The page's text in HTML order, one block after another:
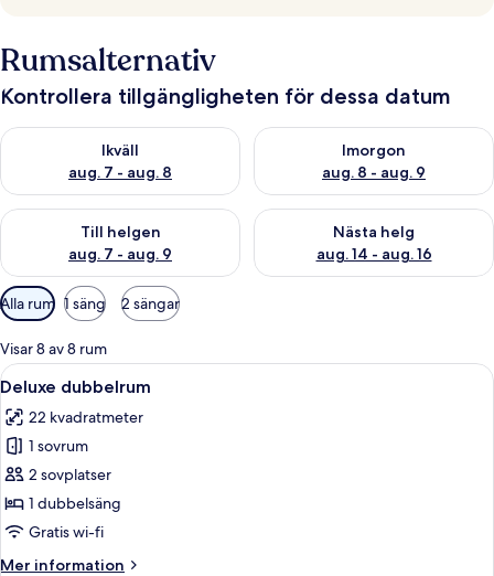
Rumsalternativ
Kontrollera tillgängligheten för dessa datum
Ikväll
aug. 7 - aug. 8
Kontrollera tillgängligheten för ikväll aug. 7 - aug. 8
Imorgon
aug. 8 - aug. 9
Kontrollera tillgängligheten
Till helgen
aug. 7 - aug. 9
Kontrollera tillgängligheten för den här helgen aug. 7 - aug. 9
Nästa helg
aug. 14 - aug. 16
Kontrollera tillgängligheten
Tillgängliga
filter
för
rum
Alla rum 1 säng 2 sängar
Visar 8 av 8 rum
Öppna
alla
foton
för
Deluxe
dubbelrum
Ett hotellrum med en säng, ett bord
6
Deluxe dubbelrum
22 kvadratmeter
1 sovrum
2 sovplatser
1 dubbelsäng
Gratis wi-fi
Mer information
Mer